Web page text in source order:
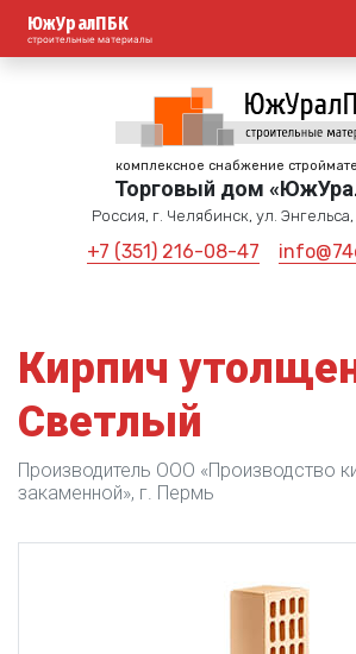
ЮжУралПБК
строительные материалы
комплексное снабжение
Торговый дом
Россия, г. Челябинск, ул.
+7 (351) 216-08-47
Кирпич
Светлый
Производитель ООО «Производство
закаменной», г. Пермь